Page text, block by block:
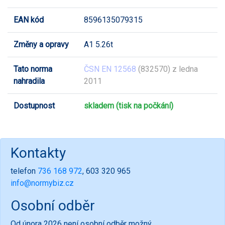
EAN kód 8596135079315
Změny a opravy A1 5.26t
Tato norma
nahradila
ČSN EN 12568 (832570) z ledna
2011
Dostupnost skladem (tisk na počkání)
Kontakty
telefon 736 168 972, 603 320 965
info@normybiz.cz
Osobní odběr